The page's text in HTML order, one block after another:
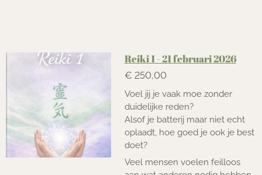
Reiki 1 - 21 februari 2026
€ 250,00
Voel jij je vaak moe zonder
duidelijke reden?
Alsof je batterij maar niet echt
oplaadt, hoe goed je ook je best
doet?
Veel mensen voelen feilloos